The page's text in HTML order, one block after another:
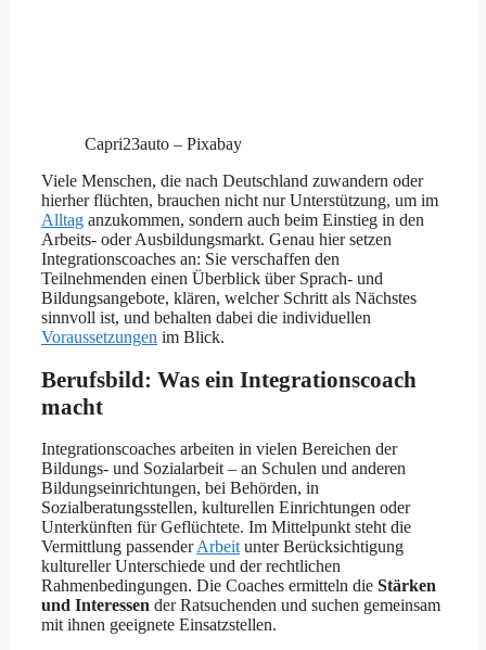
Capri23auto – Pixabay
Viele Menschen, die nach Deutschland zuwandern oder
hierher flüchten, brauchen nicht nur Unterstützung, um im
Alltag anzukommen, sondern auch beim Einstieg in den
Arbeits- oder Ausbildungsmarkt. Genau hier setzen
Integrationscoaches an: Sie verschaffen den
Teilnehmenden einen Überblick über Sprach- und
Bildungsangebote, klären, welcher Schritt als Nächstes
sinnvoll ist, und behalten dabei die individuellen
Voraussetzungen im Blick.
Berufsbild: Was ein Integrationscoach
macht
Integrationscoaches arbeiten in vielen Bereichen der
Bildungs- und Sozialarbeit – an Schulen und anderen
Bildungseinrichtungen, bei Behörden, in
Sozialberatungsstellen, kulturellen Einrichtungen oder
Unterkünften für Geflüchtete. Im Mittelpunkt steht die
Vermittlung passenderArbeit unter Berücksichtigung
kultureller Unterschiede und der rechtlichen
Rahmenbedingungen. Die Coaches ermitteln die Stärken
und Interessen der Ratsuchenden und suchen gemeinsam
mit ihnen geeignete Einsatzstellen.